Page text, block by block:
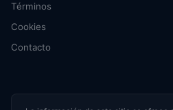
Términos
Cookies
Contacto